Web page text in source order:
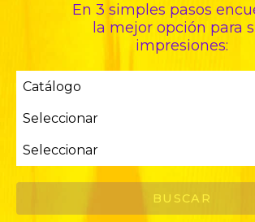
En 3 simples pasos
la mejor opción para
impresiones: